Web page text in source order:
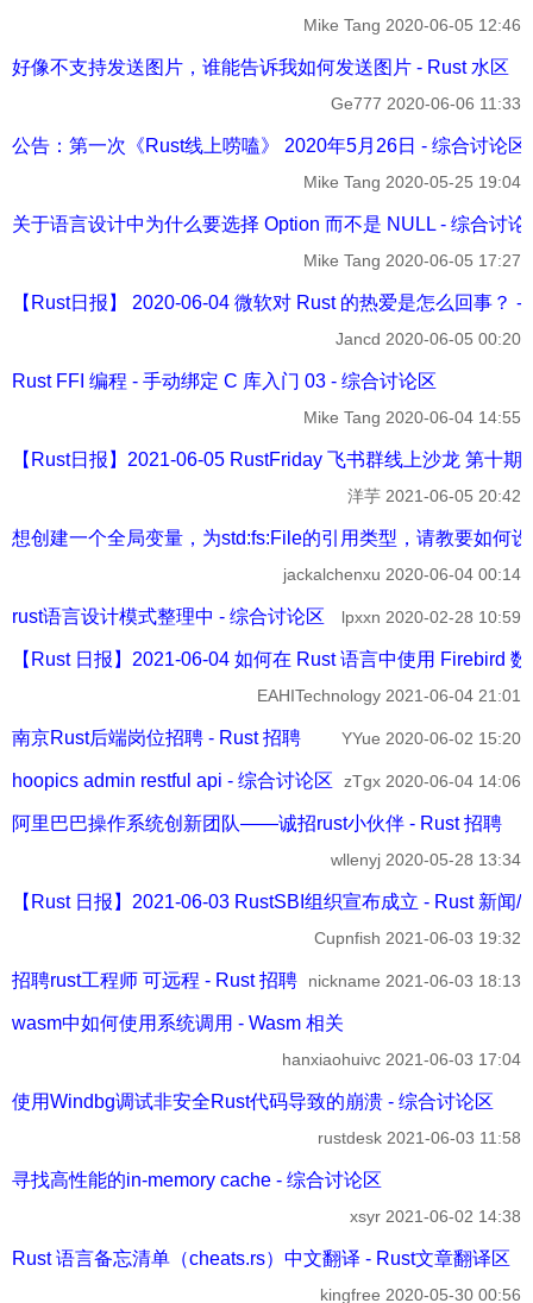
Mike Tang 2020-06-05 12:46
好像不支持发送图片，谁能告诉我如何发送图片 - Rust 水区
Ge777 2020-06-06 11:33
公告：第一次《Rust线上唠嗑》 2020年5月26日 - 综合讨论区
Mike Tang 2020-05-25 19:04
关于语言设计中为什么要选择 Option 而不是 NULL - 综合讨论
Mike Tang 2020-06-05 17:27
【Rust日报】 2020-06-04 微软对 Rust 的热爱是怎么回事？ -
Jancd 2020-06-05 00:20
Rust FFI 编程 - 手动绑定 C 库入门 03 - 综合讨论区
Mike Tang 2020-06-04 14:55
【Rust日报】2021-06-05 RustFriday 飞书群线上沙龙 第十期
洋芋 2021-06-05 20:42
想创建一个全局变量，为std:fs:File的引用类型，请教要如何
jackalchenxu 2020-06-04 00:14
rust语言设计模式整理中 - 综合讨论区 lpxxn 2020-02-28 10:59
【Rust 日报】2021-06-04 如何在 Rust 语言中使用 Firebird
EAHITechnology 2021-06-04 21:01
南京Rust后端岗位招聘 - Rust 招聘 YYue 2020-06-02 15:20
hoopics admin restful api - 综合讨论区 zTgx 2020-06-04 14:06
阿里巴巴操作系统创新团队——诚招rust小伙伴 - Rust 招聘
wllenyj 2020-05-28 13:34
【Rust 日报】2021-06-03 RustSBI组织宣布成立 - Rust 新闻/
Cupnfish 2021-06-03 19:32
招聘rust工程师 可远程 - Rust 招聘 nickname 2021-06-03 18:13
wasm中如何使用系统调用 - Wasm 相关
hanxiaohuivc 2021-06-03 17:04
使用Windbg调试非安全Rust代码导致的崩溃 - 综合讨论区
rustdesk 2021-06-03 11:58
寻找高性能的in-memory cache - 综合讨论区
xsyr 2021-06-02 14:38
Rust 语言备忘清单（cheats.rs）中文翻译 - Rust文章翻译区
kingfree 2020-05-30 00:56